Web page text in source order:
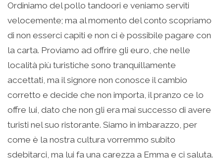
Ordiniamo del pollo tandoori e veniamo serviti
velocemente; ma al momento del conto scopriamo
di non esserci capiti e non ci è possibile pagare con
la carta. Proviamo ad offrire gli euro, che nelle
località più turistiche sono tranquillamente
accettati, ma il signore non conosce il cambio
corretto e decide che non importa, il pranzo ce lo
offre lui, dato che non gli era mai successo di avere
turisti nel suo ristorante. Siamo in imbarazzo, per
come è la nostra cultura vorremmo subito
sdebitarci, ma lui fa una carezza a Emma e ci saluta.